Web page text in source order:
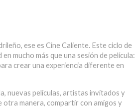
ese es Cine Caliente. Este ciclo de
mucho más que una sesión de película:
crear una experiencia diferente en
nuevas películas, artistas invitados y
otra manera, compartir con amigos y